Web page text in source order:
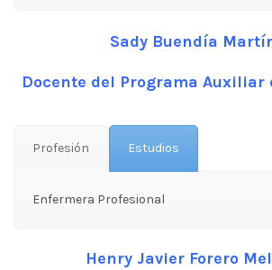
Sady Buendía
Docente del Programa Auxiliar
Profesión Estudios
Enfermera Profesional
Henry Javier Forero